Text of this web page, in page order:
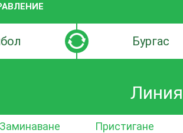
Търсачка
по
Заминаване Пристигане